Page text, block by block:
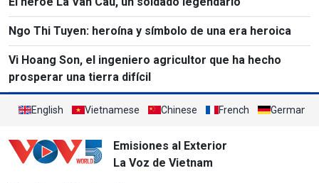
Ngo Thi Tuyen: heroína y símbolo de una era heroica
Vi Hoang Son, el ingeniero agricultor que ha hecho
prosperar una tierra difícil
English Vietnamese Chinese French German
Emisiones al Exterior
La Voz de Vietnam